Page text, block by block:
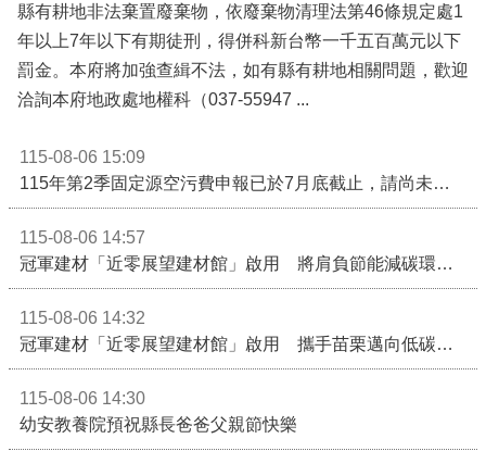
縣有耕地非法棄置廢棄物，依廢棄物清理法第46條規定處1
年以上7年以下有期徒刑，得併科新台幣一千五百萬元以下
罰金。本府將加強查緝不法，如有縣有耕地相關問題，歡迎
洽詢本府地政處地權科（037-55947 ...
115-08-06 15:09
115年第2季固定源空污費申報已於7月底截止，請尚未申報公私場所儘速完成申繳，以免面臨滯納金及罰鍰!
115-08-06 14:57
冠軍建材「近零展望建材館」啟用 將肩負節能減碳環境教育重任
115-08-06 14:32
冠軍建材「近零展望建材館」啟用 攜手苗栗邁向低碳建築新未來
115-08-06 14:30
幼安教養院預祝縣長爸爸父親節快樂